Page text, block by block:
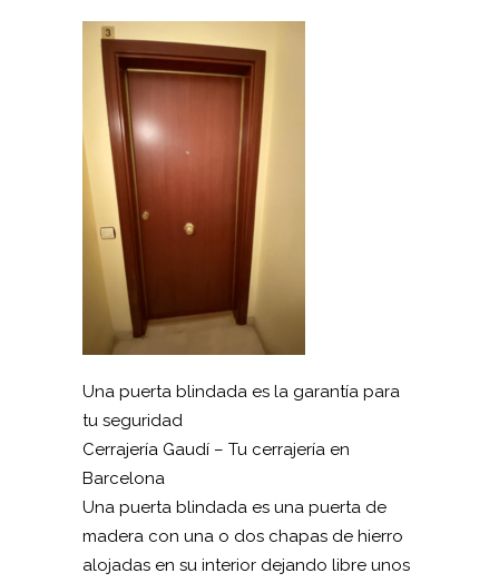
Una puerta blindada es la garantía para
tu seguridad
Cerrajería Gaudí – Tu cerrajería en
Barcelona
Una puerta blindada es una puerta de
madera con una o dos chapas de hierro
alojadas en su interior dejando libre unos